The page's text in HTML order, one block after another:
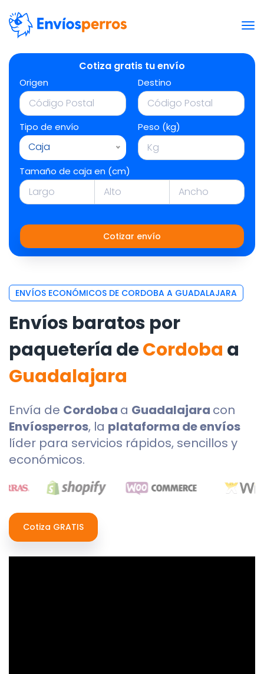
Cotiza gratis tu envío
Origen Destino
Tipo de envío
Caja
Peso (kg)
Tamaño de caja en (cm)
Cotizar envío
ENVÍOS ECONÓMICOS DE CORDOBA A GUADALAJARA
Envíos baratos por
paquetería deCordoba a
Guadalajara
Envía de Cordoba a Guadalajara con
Envíosperros, la plataforma de envíos
líder para servicios rápidos, sencillos y
económicos.
Cotiza GRATIS